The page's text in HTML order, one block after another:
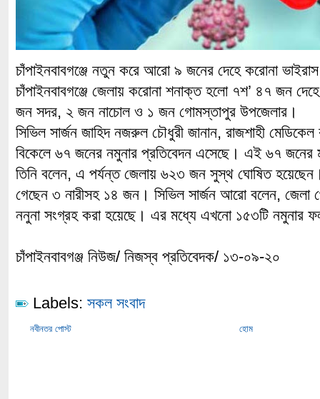
চাঁপাইনবাবগঞ্জে নতুন করে আরো ৯ জনের দেহে করোনা
চাঁপাইনবাবগঞ্জে জেলায় করোনা শনাক্ত হলো ৭শ’ ৪৭ জন
জন সদর, ২ জন নাচোল ও ১ জন গোমস্তাপুর উপজেলার।
সিভিল সার্জন জাহিদ নজরুল চৌধুরী জানান, রাজশাহী
বিকেলে ৬৭ জনের নমুনার প্রতিবেদন এসেছে। এই ৬৭
তিনি বলেন, এ পর্যন্ত জেলায় ৬২৩ জন সুস্থ ঘোষিত
গেছেন ৩ নারীসহ ১৪ জন। সিভিল সার্জন আরো বলেন, জেলা
ননুনা সংগ্রহ করা হয়েছে। এর মধ্যে এখনো ১৫৩টি নমুনার
চাঁপাইনবাবগঞ্জ নিউজ/ নিজস্ব প্রতিবেদক/ ১৩-০৯-২০
Labels: সকল সংবাদ
নবীনতর পোস্ট হোম